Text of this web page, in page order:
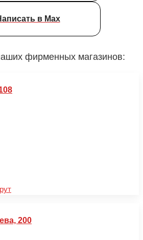
в Max
фирменных магазинов:
200